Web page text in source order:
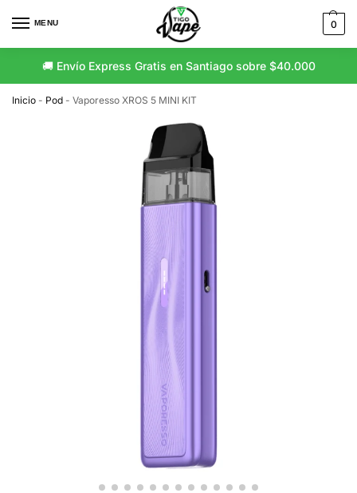
MENU 0
🚚 Envío Express Gratis en Santiago sobre $40.000
Inicio - Pod - Vaporesso XROS 5 MINI KIT